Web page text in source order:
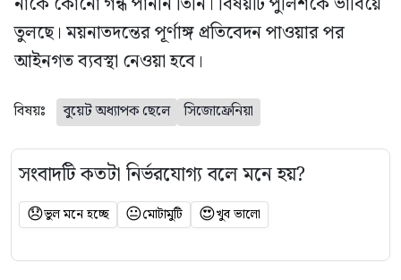
তুলছে। ময়নাতদন্তের পূর্ণাঙ্গ প্রতিবেদন পাওয়ার পর
আইনগত ব্যবস্থা নেওয়া হবে।
বিষয়ঃ বুয়েট অধ্যাপক ছেলে সিজোফ্রেনিয়া
সংবাদটি কতটা নির্ভরযোগ্য বলে মনে হয়?
😞ভুল মনে হচ্ছে 😐মোটামুটি 😍খুব ভালো